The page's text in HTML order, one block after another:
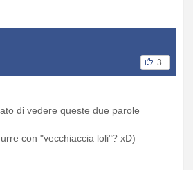
3
di vedere queste due parole
con "vecchiaccia loli"? xD)